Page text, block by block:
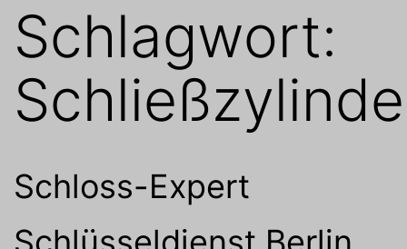
Schlagwort:
Schloss-Expert